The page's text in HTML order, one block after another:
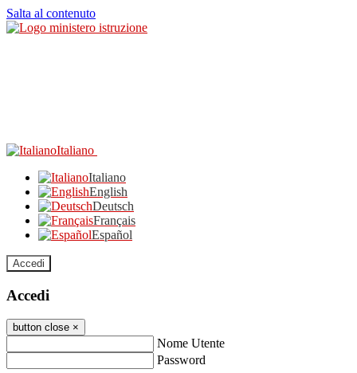
Salta al contenuto
Italiano
Italiano
English
Deutsch
Français
Español
Accedi
Accedi
button close ×
Nome Utente
Password